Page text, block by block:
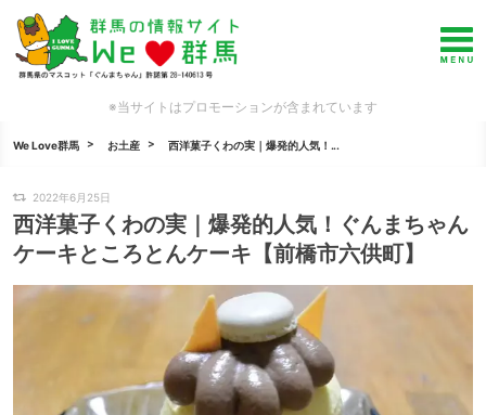
※当サイトはプロモーションが含まれています
We Love群馬 お土産 西洋菓子くわの実｜爆発的人気！...
2022年6月25日
西洋菓子くわの実｜爆発的人気！ぐんまちゃん
ケーキところとんケーキ【前橋市六供町】